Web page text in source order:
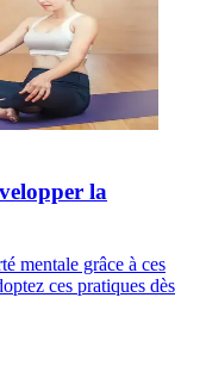
la
mentale grâce à ces
ces pratiques dès